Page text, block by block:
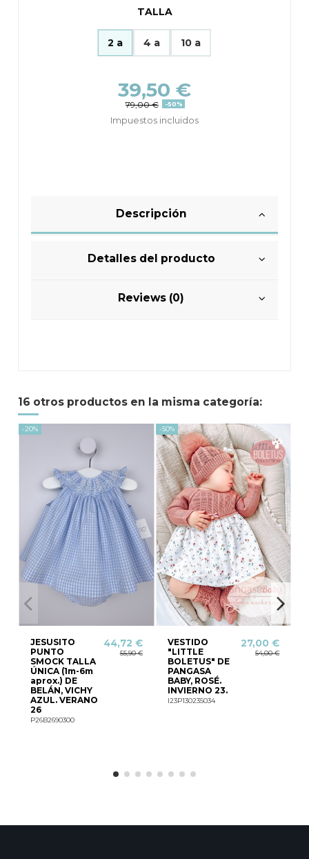
TALLA
2 a 4 a 10 a
39,50 €
79,00 € -50%
Impuestos incluidos
Descripción
Detalles del producto
Reviews (0)
16 otros productos en la misma categoría:
-20%
JESUSITO
PUNTO
SMOCK TALLA
ÚNICA (1m-6m
aprox.) DE
BELÁN, VICHY
AZUL. VERANO
26
P26B2690300
44,72 €
55,90 €
-50%
VESTIDO
"LITTLE
BOLETUS" DE
PANGASA
BABY, ROSÉ.
INVIERNO 23.
I23P130235034
27,00 €
54,00 €